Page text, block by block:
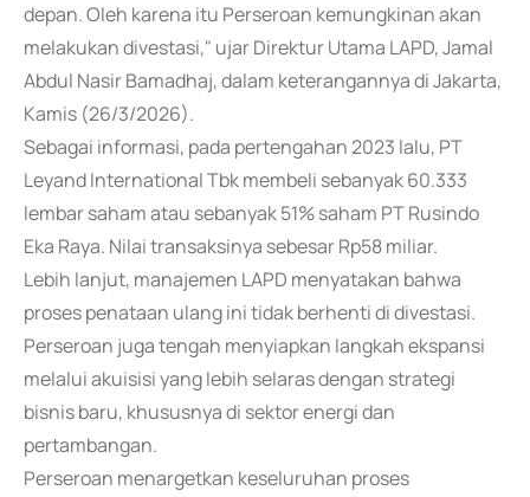
depan. Oleh karena itu Perseroan kemungkinan akan
melakukan divestasi," ujar Direktur Utama LAPD, Jamal
Abdul Nasir Bamadhaj, dalam keterangannya di Jakarta,
Kamis (26/3/2026).
Sebagai informasi, pada pertengahan 2023 lalu, PT
Leyand International Tbk membeli sebanyak 60.333
lembar saham atau sebanyak 51% saham PT Rusindo
Eka Raya. Nilai transaksinya sebesar Rp58 miliar.
Lebih lanjut, manajemen LAPD menyatakan bahwa
proses penataan ulang ini tidak berhenti di divestasi.
Perseroan juga tengah menyiapkan langkah ekspansi
melalui akuisisi yang lebih selaras dengan strategi
bisnis baru, khususnya di sektor energi dan
pertambangan.
Perseroan menargetkan keseluruhan proses